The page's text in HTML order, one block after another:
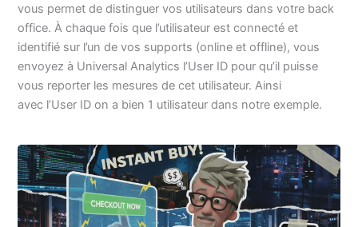
vous permet de distinguer vos utilisateurs dans votre back
office. À chaque fois que l’utilisateur est connecté et
identifié sur l’un de vos supports (online et offline), vous
envoyez à Universal Analytics l’User ID pour qu’il puisse
vous reporter les mesures de cet utilisateur. Ainsi
avec l’User ID on a bien 1 utilisateur dans notre exemple.